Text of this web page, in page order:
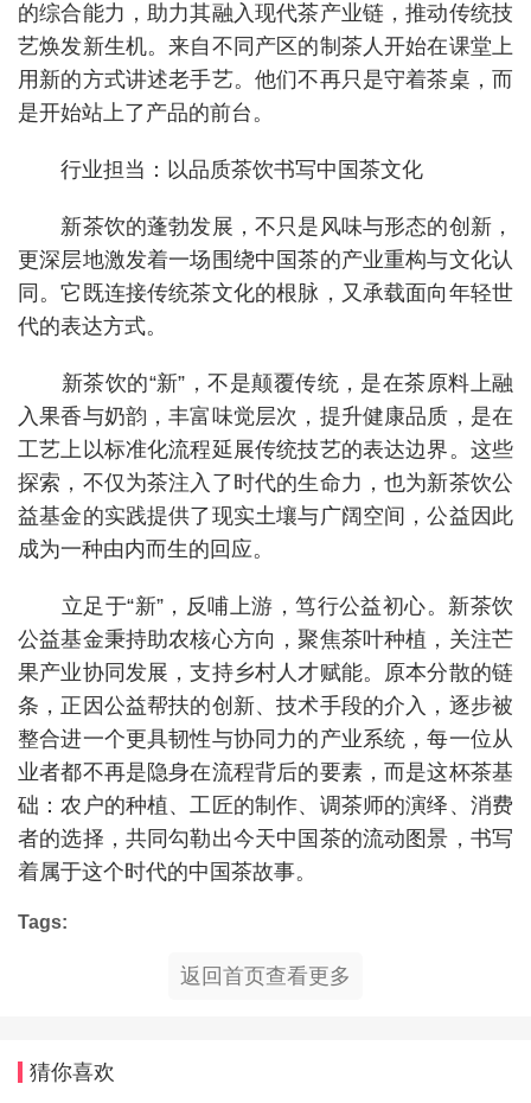
的综合能力，助力其融入现代茶产业链，推动传统技
艺焕发新生机。来自不同产区的制茶人开始在课堂上
用新的方式讲述老手艺。他们不再只是守着茶桌，而
是开始站上了产品的前台。
行业担当：以品质茶饮书写中国茶文化
新茶饮的蓬勃发展，不只是风味与形态的创新，
更深层地激发着一场围绕中国茶的产业重构与文化认
同。它既连接传统茶文化的根脉，又承载面向年轻世
代的表达方式。
新茶饮的“新”，不是颠覆传统，是在茶原料上融
入果香与奶韵，丰富味觉层次，提升健康品质，是在
工艺上以标准化流程延展传统技艺的表达边界。这些
探索，不仅为茶注入了时代的生命力，也为新茶饮公
益基金的实践提供了现实土壤与广阔空间，公益因此
成为一种由内而生的回应。
立足于“新”，反哺上游，笃行公益初心。新茶饮
公益基金秉持助农核心方向，聚焦茶叶种植，关注芒
果产业协同发展，支持乡村人才赋能。原本分散的链
条，正因公益帮扶的创新、技术手段的介入，逐步被
整合进一个更具韧性与协同力的产业系统，每一位从
业者都不再是隐身在流程背后的要素，而是这杯茶基
础：农户的种植、工匠的制作、调茶师的演绎、消费
者的选择，共同勾勒出今天中国茶的流动图景，书写
着属于这个时代的中国茶故事。
Tags:
返回首页查看更多
猜你喜欢